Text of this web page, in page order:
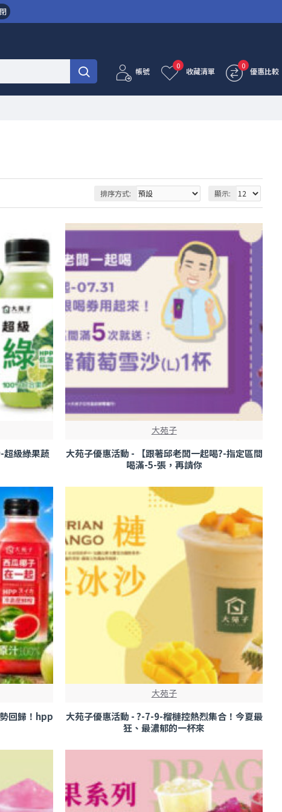
帳號 收藏清單
0
優惠比較
0
排序方式: 顯示:
超級綠果蔬
大苑子
大苑子優惠活動 - 【跟著邱老闆一起喝?-指定區間
喝滿-5-張，再請你
回歸！hpp
大苑子
大苑子優惠活動 - ?-7-9-榴槤控熱烈集合！今夏最
狂、最濃郁的一杯來